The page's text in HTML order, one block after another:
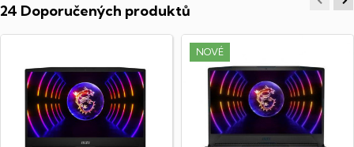
24 Doporučených produktů
NOVÉ